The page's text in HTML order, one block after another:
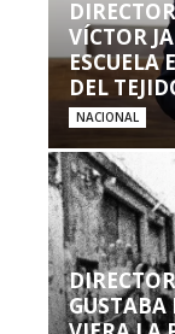
VÍCTOR
ESCUELA
DEL
NACIONAL
GUSTABA